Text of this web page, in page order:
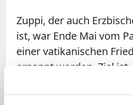
Zuppi, der auch
ist, war Ende Mai vom
einer vatikanischen
ernannt worden. Ziel ist,